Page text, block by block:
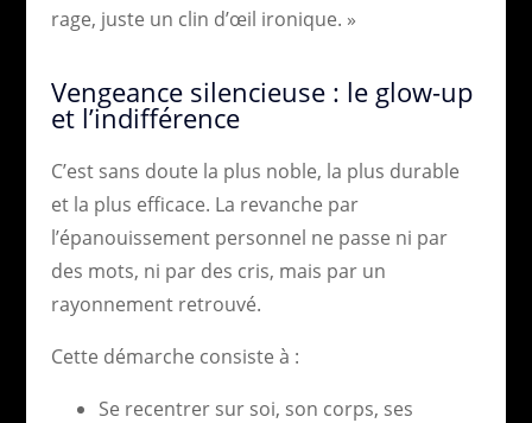
rage, juste un clin d’œil ironique. »
Vengeance silencieuse : le glow-up
et l’indifférence
C’est sans doute la plus noble, la plus durable
et la plus efficace. La revanche par
l’épanouissement personnel ne passe ni par
des mots, ni par des cris, mais par un
rayonnement retrouvé.
Cette démarche consiste à :
Se recentrer sur soi, son corps, ses